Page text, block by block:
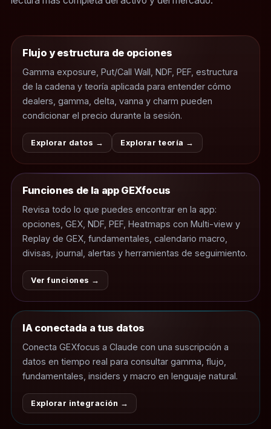
Flujo y estructura de opciones
Gamma exposure, Put/Call Wall, NDF, PEF, estructura
de la cadena y teoría aplicada para entender cómo
dealers, gamma, delta, vanna y charm pueden
condicionar el precio durante la sesión.
Explorar datos → Explorar teoría →
Funciones de la app GEXfocus
Revisa todo lo que puedes encontrar en la app:
opciones, GEX, NDF, PEF, Heatmaps con Multi-view y
Replay de GEX, fundamentales, calendario macro,
divisas, journal, alertas y herramientas de seguimiento.
Ver funciones →
IA conectada a tus datos
Conecta GEXfocus a Claude con una suscripción a
datos en tiempo real para consultar gamma, flujo,
fundamentales, insiders y macro en lenguaje natural.
Explorar integración →